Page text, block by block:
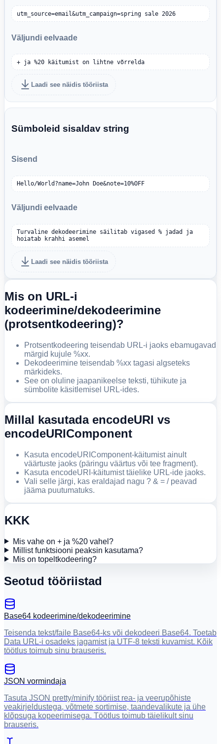
utm_source=email&utm_campaign=spring sale 2026
Väljundi eelvaade
+ ja %20 käitumist on lihtne võrrelda
Laadi see näidis tööriista
Sümboleid sisaldav string
Sisend
Hello/World?name=John Doe&note=10%OFF
Väljundi eelvaade
Turvaline dekodeerimine säilitab vigased % jadad ja
hoiatab krahhi asemel
Laadi see näidis tööriista
Mis on URL-i
kodeerimine/dekodeerimine
(protsentkodeering)?
Protsentkodeering teisendab URL-i jaoks ebamugavad
märgid kujule %xx.
Dekodeerimine teisendab %xx tagasi algseteks
märkideks.
See on oluline jaapanikeelse teksti, tühikute ja
sümbolite käsitlemisel URL-ides.
Millal kasutada encodeURI vs
encodeURIComponent
Kasuta encodeURIComponent-käitumist ainult
väärtuste jaoks (päringu väärtus või tee fragment).
Kasuta encodeURI-käitumist täielike URL-ide jaoks.
Vali selle järgi, kas eraldajad nagu ? & = / peavad
jääma puutumatuks.
KKK
Mis vahe on + ja %20 vahel?
Millist funktsiooni peaksin kasutama?
Mis on topeltkodeering?
Seotud tööriistad
Base64 kodeerimine/dekodeerimine
Teisenda tekst/faile Base64-ks või dekodeeri Base64. Toetab
Data URL-i osadeks jagamist ja UTF-8 teksti kuvamist. Kõik
töötlus toimub sinu brauseris.
JSON vormindaja
Tasuta JSON pretty/minify tööriist rea- ja veerupõhiste
veakirjeldustega, võtmete sortimise, taandevalikute ja ühe
klõpsuga kopeerimisega. Töötlus toimub täielikult sinu
brauseris.